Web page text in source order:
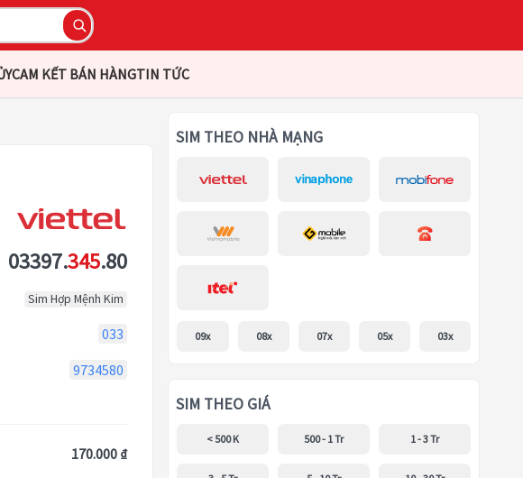
CAM KẾT BÁN HÀNGTIN TỨC
03397.345.80
Sim Hợp Mệnh Kim
033
9734580
170.000 ₫
SIM THEO NHÀ MẠNG
09x 08x 07x 05x 03x
SIM THEO GIÁ
< 500 K 500 - 1 Tr 1 - 3 Tr